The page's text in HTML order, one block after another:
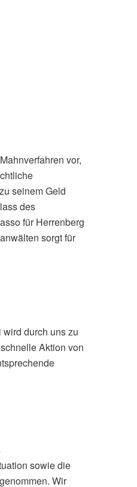
vor,
seinem Geld
des
für Herrenberg
sorgt für
durch uns zu
Aktion von
sowie die
Wir